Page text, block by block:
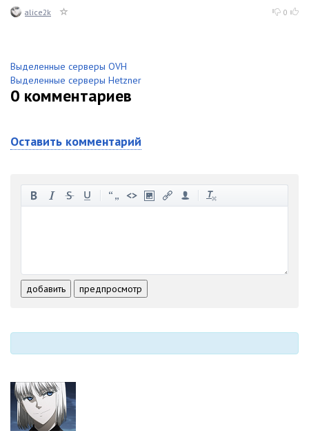
alice2k 0
Выделенные серверы OVH
Выделенные серверы Hetzner
0 комментариев
Оставить комментарий
-
-
-
добавить предпросмотр